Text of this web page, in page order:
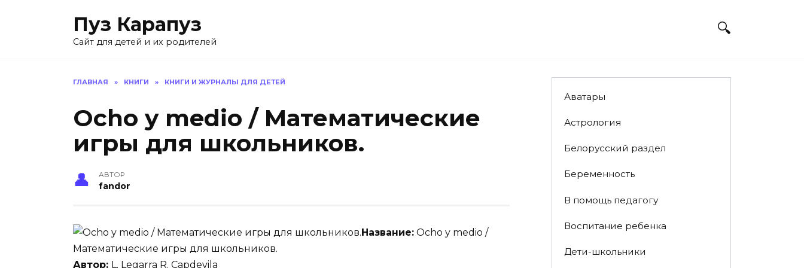
Пуз Карапуз
Сайт для детей и их родителей
ГЛАВНАЯ » КНИГИ » КНИГИ И ЖУРНАЛЫ ДЛЯ ДЕТЕЙ
Ocho y medio / Математические
игры для школьников.
АВТОР
fandor
Название: Ocho y medio /
Математические игры для школьников.
Автор: L. Legarra R. Capdevila
Аватары
Астрология
Белорусский раздел
Беременность
В помощь педагогу
Воспитание ребенка
Дети-школьники